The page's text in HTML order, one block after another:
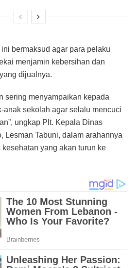
bermaksud agar para pelaku
menjamin kebersihan dan
dijualnya.
sering menyampaikan kepada
anak sekolah agar selalu mencuci
ungkap Plt. Kepala Dinas
Lesman Tabuni, dalam arahannya
yang akan turun ke